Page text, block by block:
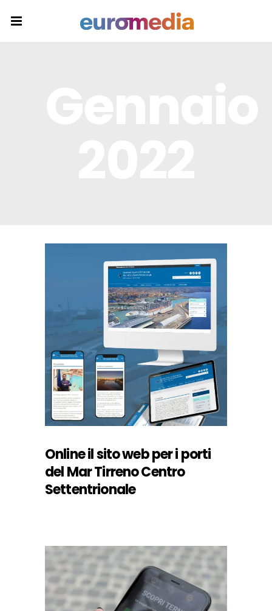
Online il sito web per i porti
del Mar Tirreno Centro
Settentrionale